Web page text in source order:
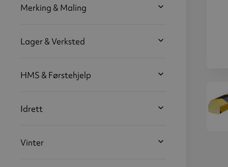
Merking & Maling
Lager & Verksted
HMS & Førstehjelp
Idrett
Vinter